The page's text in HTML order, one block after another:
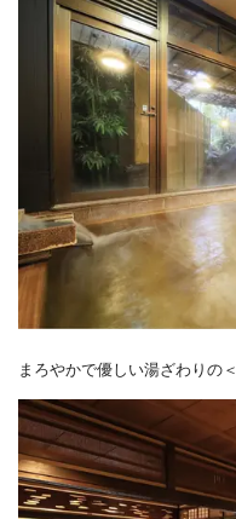
まろやかで優しい湯ざわりの